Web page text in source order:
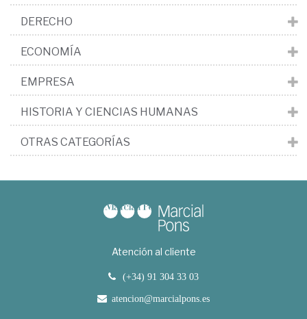
DERECHO
ECONOMÍA
EMPRESA
HISTORIA Y CIENCIAS HUMANAS
OTRAS CATEGORÍAS
Atención al cliente
(+34) 91 304 33 03
atencion@marcialpons.es